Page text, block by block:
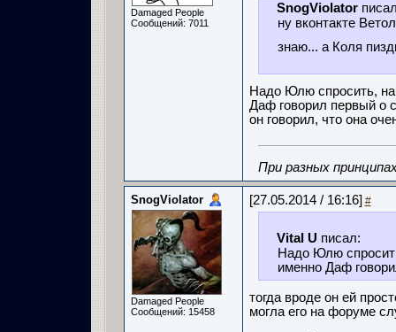
Damaged People
Сообщений: 7011
SnogViolator
ну вконтакте
знаю... а Коля
Надо Юлю спросить,
Даф говорил первый о
он говорил, что она
При разных
SnogViolator
Damaged People
Сообщений: 15458
[27.05.2014 / 16:16] #
Vital U писал:
Надо Юлю
именно Даф
тогда вроде он ей
могла его на форуме